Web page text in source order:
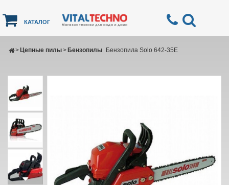
КАТАЛОГ
Цепные пилы
> Бензопилы
> Бензопила Solo 642-35E